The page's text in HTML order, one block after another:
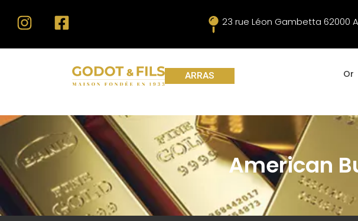
23 rue Léon Gambetta 62000
ARRAS Or
American